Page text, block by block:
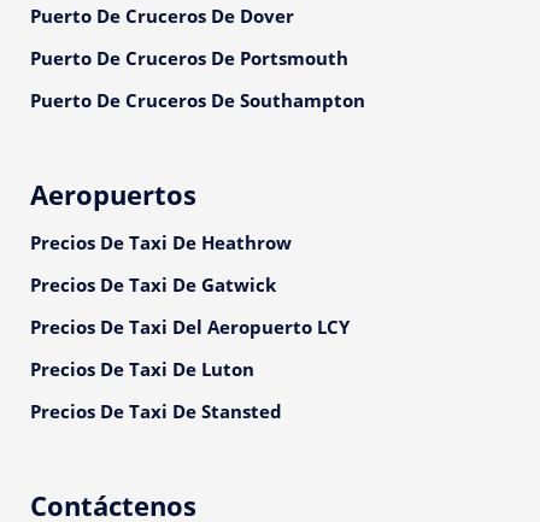
Puerto De Cruceros De Dover
Puerto De Cruceros De Portsmouth
Puerto De Cruceros De Southampton
Aeropuertos
Precios De Taxi De Heathrow
Precios De Taxi De Gatwick
Precios De Taxi Del Aeropuerto LCY
Precios De Taxi De Luton
Precios De Taxi De Stansted
Contáctenos